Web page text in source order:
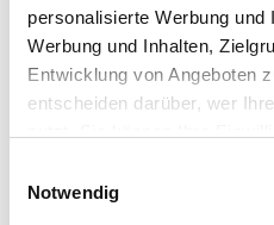
personalisierte Werbung
Werbung und Inhalten,
Entwicklung von Angeboten
entscheiden darüber, wer
Trigger Symbol ändern oder
Notwendig
1973 | Opel GT/J 1900